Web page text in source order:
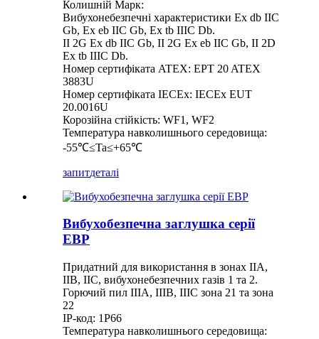
Колишній Марк:
Вибухонебезпечні характеристики Ex db IIC
Gb, Ex eb IIC Gb, Ex tb IIIC Db.
II 2G Ex db IIC Gb, II 2G Ex eb IIC Gb, II 2D
Ex tb IIIC Db.
Номер сертифіката ATEX: EPT 20 ATEX
3883U
Номер сертифіката IECEx: IECEx EUT
20.0016U
Корозійна стійкість: WF1, WF2
Температура навколишнього середовища:
-55℃≤Ta≤+65℃
запитдеталі
Вибухобезпечна заглушка серії
EBP
Придатний для використання в зонах IIA,
IIB, IIC, вибухонебезпечних газів 1 та 2.
Горючий пил IIIA, IIIB, IIIC зона 21 та зона
22
IP-код: 1P66
Температура навколишнього середовища: